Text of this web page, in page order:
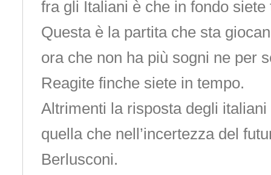
fra gli Italiani è che in fondo siete
Questa è la partita che sta
ora che non ha più sogni ne per
Reagite finche siete in tempo.
Altrimenti la risposta degli
quella che nell’incertezza del
Berlusconi.